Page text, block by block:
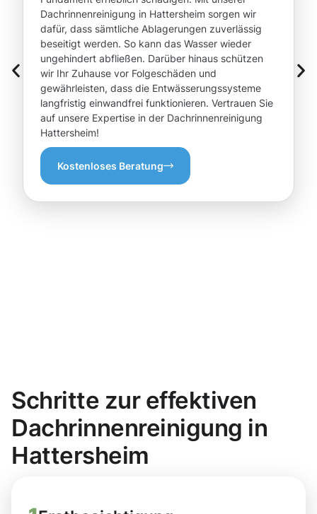
Dachrinnenreinigung in Hattersheim sorgen wir
dafür, dass sämtliche Ablagerungen zuverlässig
beseitigt werden. So kann das Wasser wieder
ungehindert abfließen. Darüber hinaus schützen
wir Ihr Zuhause vor Folgeschäden und
gewährleisten, dass die Entwässerungssysteme
langfristig einwandfrei funktionieren. Vertrauen Sie
auf unsere Expertise in der Dachrinnenreinigung
Hattersheim!
Kostenloses Beratung
Schritte zur effektiven
Dachrinnenreinigung in
Hattersheim